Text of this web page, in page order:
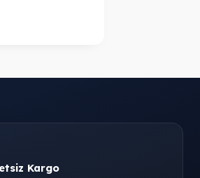
Kargo